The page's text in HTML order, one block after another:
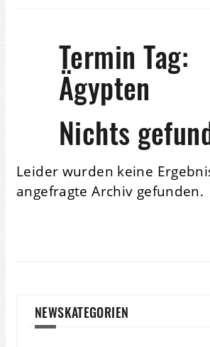
Termin Tag:
Ägypten
Nichts
Leider wurden keine
angefragte Archiv gefunden.
NEWSKATEGORIEN